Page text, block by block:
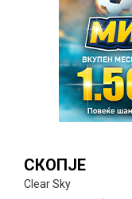
СКОПЈЕ
Clear Sky